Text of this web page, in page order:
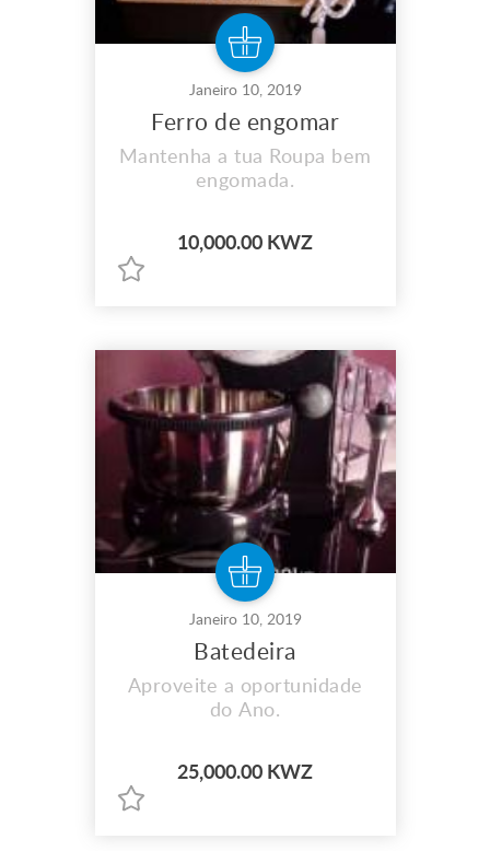
Janeiro 10, 2019
Ferro de engomar
Mantenha a tua Roupa bem
engomada.
10,000.00 KWZ
Janeiro 10, 2019
Batedeira
Aproveite a oportunidade
do Ano.
25,000.00 KWZ